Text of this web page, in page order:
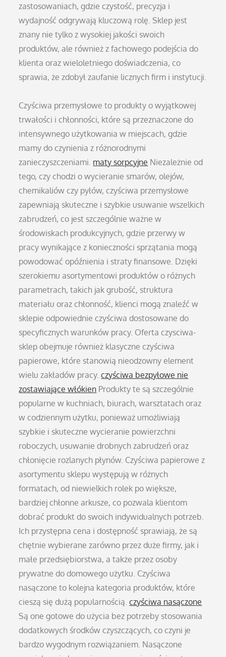
zastosowaniach, gdzie czystość, precyzja i
wydajność odgrywają kluczową rolę. Sklep jest
znany nie tylko z wysokiej jakości swoich
produktów, ale również z fachowego podejścia do
klienta oraz wieloletniego doświadczenia, co
sprawia, że zdobył zaufanie licznych firm i instytucji.
Czyściwa przemysłowe to produkty o wyjątkowej
trwałości i chłonności, które są przeznaczone do
intensywnego użytkowania w miejscach, gdzie
mamy do czynienia z różnorodnymi
zanieczyszczeniami. maty sorpcyjne Niezależnie od
tego, czy chodzi o wycieranie smarów, olejów,
chemikaliów czy pyłów, czyściwa przemysłowe
zapewniają skuteczne i szybkie usuwanie wszelkich
zabrudzeń, co jest szczególnie ważne w
środowiskach produkcyjnych, gdzie przerwy w
pracy wynikające z konieczności sprzątania mogą
powodować opóźnienia i straty finansowe. Dzięki
szerokiemu asortymentowi produktów o różnych
parametrach, takich jak grubość, struktura
materiału oraz chłonność, klienci mogą znaleźć w
sklepie odpowiednie czyściwa dostosowane do
specyficznych warunków pracy. Oferta czysciwa-
sklep obejmuje również klasyczne czyściwa
papierowe, które stanowią nieodzowny element
wielu zakładów pracy.czyściwa bezpyłowe nie
zostawiające włókien Produkty te są szczególnie
popularne w kuchniach, biurach, warsztatach oraz
w codziennym użytku, ponieważ umożliwiają
szybkie i skuteczne wycieranie powierzchni
roboczych, usuwanie drobnych zabrudzeń oraz
chłonięcie rozlanych płynów. Czyściwa papierowe z
asortymentu sklepu występują w różnych
formatach, od niewielkich rolek po większe,
bardziej chłonne arkusze, co pozwala klientom
dobrać produkt do swoich indywidualnych potrzeb.
Ich przystępna cena i dostępność sprawiają, że są
chętnie wybierane zarówno przez duże firmy, jak i
małe przedsiębiorstwa, a także przez osoby
prywatne do domowego użytku. Czyściwa
nasączone to kolejna kategoria produktów, które
cieszą się dużą popularnością.czyściwa nasączone
Są one gotowe do użycia bez potrzeby stosowania
dodatkowych środków czyszczących, co czyni je
bardzo wygodnym rozwiązaniem. Nasączone